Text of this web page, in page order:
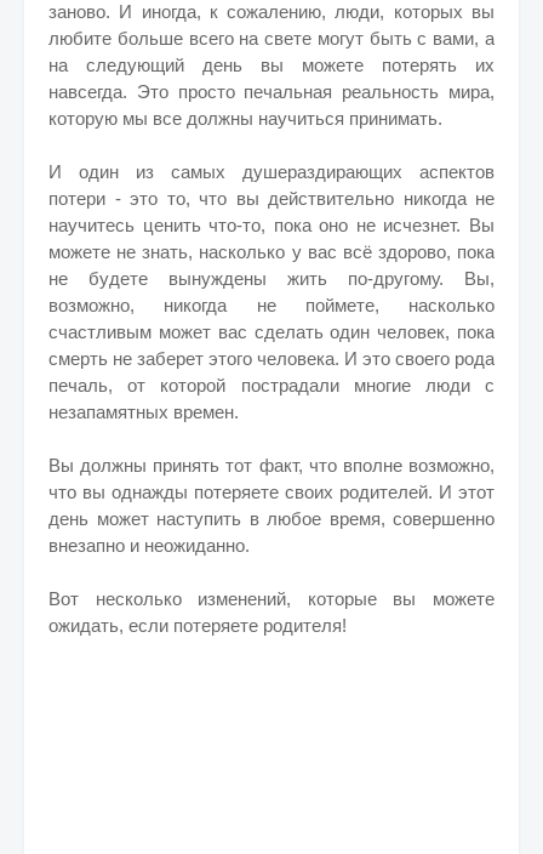
заново. И иногда, к сожалению, люди, которых вы
любите больше всего на свете могут быть с вами, а
на следующий день вы можете потерять их
навсегда. Это просто печальная реальность мира,
которую мы все должны научиться принимать.
И один из самых душераздирающих аспектов
потери - это то, что вы действительно никогда не
научитеcь ценить что-то, пока оно не исчезнет. Вы
можете не знать, насколько у вас всё здорово, пока
не будете вынуждены жить по-другому. Вы,
возможно, никогда не поймете, насколько
счастливым может вас сделать один человек, пока
смерть не заберет этого человека. И это своего рода
печаль, от которой пострадали многие люди с
незапамятных времен.
Вы должны принять тот факт, что вполне возможно,
что вы однажды потеряете своих родителей. И этот
день может наступить в любое время, совершенно
внезапно и неожиданно.
Вот несколько изменений, которые вы можете
ожидать, если потеряете родителя!